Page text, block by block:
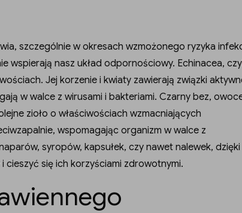
szczególnie w okresach wzmożonego ryzyka
wspierają nasz układ odpornościowy. Echinacea,
Jej korzenie i kwiaty zawierają związki
w walce z wirusami i bakteriami. Czarny bez,
zioło o właściwościach wzmacniających
wspomagając organizm w walce z
syropów, kapsułek, czy nawet nalewek, dzięki
cieszyć się ich korzyściami zdrowotnymi.